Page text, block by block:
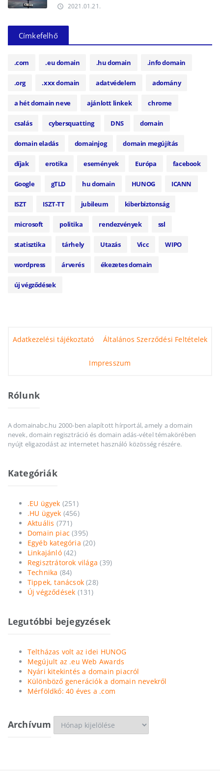
access_time 2021.01.21.
Címkefelhő
.com .eu domain .hu domain .info domain
.org .xxx domain adatvédelem adomány
a hét domain neve ajánlott linkek chrome
csalás cybersquatting DNS domain
domain eladás domainjog domain megújítás
díjak erotika események Európa facebook
Google gTLD hu domain HUNOG ICANN
ISZT ISZT-TT jubileum kiberbiztonság
microsoft politika rendezvények ssl
statisztika tárhely Utazás Vicc WIPO
wordpress árverés ékezetes domain
új végződések
Adatkezelési tájékoztató Általános Szerződési Feltételek
Impresszum
Rólunk
A domainabc.hu 2000-ben alapított hírportál, amely a domain
nevek, domain regisztráció és domain adás-vétel témakörében
nyújt eligazodást az internetet használó közösség részére.
Kategóriák
.EU ügyek (251)
.HU ügyek (456)
Aktuális (771)
Domain piac (395)
Egyéb kategória (20)
Linkajánló(42)
Regisztrátorok világa (39)
Technika (84)
Tippek, tanácsok (28)
Új végződések (131)
Legutóbbi bejegyzések
Teltházas volt az idei HUNOG
Megújult az .eu Web Awards
Nyári kitekintés a domain piacról
Különböző generációk a domain nevekről
Mérföldkő: 40 éves a .com
Archívum